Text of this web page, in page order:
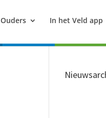
Ouders In het Veld app